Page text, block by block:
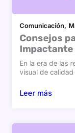
Comunicación
Consejos
En la era de las
visual de
Leer más